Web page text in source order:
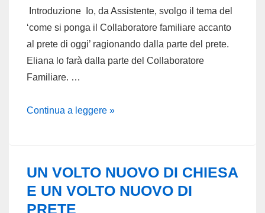
Introduzione Io, da Assistente, svolgo il tema del
‘come si ponga il Collaboratore familiare accanto
al prete di oggi’ ragionando dalla parte del prete.
Eliana lo farà dalla parte del Collaboratore
Familiare. …
IL
PRETE
ACCANTO
AL
Continua a leggere »
UN VOLTO NUOVO DI CHIESA
E UN VOLTO NUOVO DI
PRETE